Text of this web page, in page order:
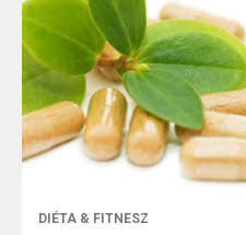
DIÉTA & FITNESZ